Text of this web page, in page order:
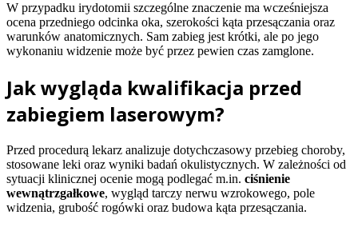
W przypadku irydotomii szczególne znaczenie ma wcześniejsza
ocena przedniego odcinka oka, szerokości kąta przesączania oraz
warunków anatomicznych. Sam zabieg jest krótki, ale po jego
wykonaniu widzenie może być przez pewien czas zamglone.
Jak wygląda kwalifikacja przed
zabiegiem laserowym?
Przed procedurą lekarz analizuje dotychczasowy przebieg choroby,
stosowane leki oraz wyniki badań okulistycznych. W zależności od
sytuacji klinicznej ocenie mogą podlegać m.in. ciśnienie
wewnątrzgałkowe, wygląd tarczy nerwu wzrokowego, pole
widzenia, grubość rogówki oraz budowa kąta przesączania.